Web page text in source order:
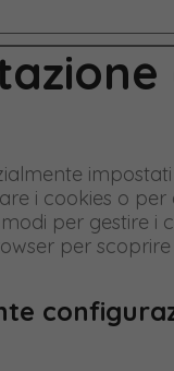
i cookies o
per gestire
per